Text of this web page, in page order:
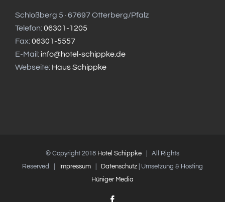
Schloßberg 5 · 67697 Otterberg/Pfalz
Telefon:06301-1205
Fax:06301-5557
E-Mail: info@hotel-schippke.de
Webseite: Haus Schippke
© Copyright 2018 Hotel Schippke | All Rights
Reserved | Impressum Datenschutz | Umsetzung & Hosting
Hüniger Media